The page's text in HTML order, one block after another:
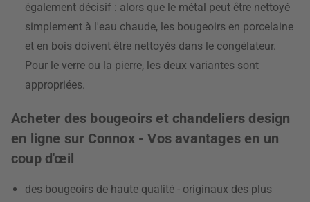
également décisif : alors que le métal peut être nettoyé
simplement à l'eau chaude, les bougeoirs en porcelaine
et en bois doivent être nettoyés dans le congélateur.
Pour le verre ou la pierre, les deux variantes sont
appropriées.
Acheter des bougeoirs et chandeliers design
en ligne sur Connox - Vos avantages en un
coup d'œil
des bougeoirs de haute qualité - originaux des plus